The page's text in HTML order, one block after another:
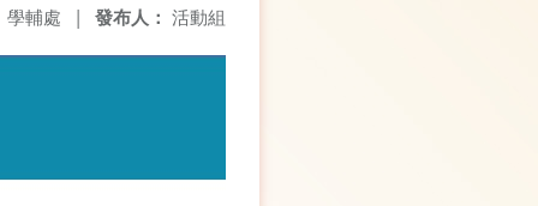
發布人： 活動組
學輔處 |